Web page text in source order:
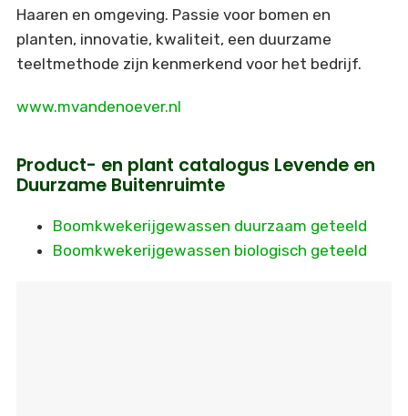
Haaren en omgeving. Passie voor bomen en
planten, innovatie, kwaliteit, een duurzame
teeltmethode zijn kenmerkend voor het bedrijf.
www.mvandenoever.nl
Product- en plant catalogus Levende en
Duurzame Buitenruimte
Boomkwekerijgewassen duurzaam geteeld
Boomkwekerijgewassen biologisch geteeld